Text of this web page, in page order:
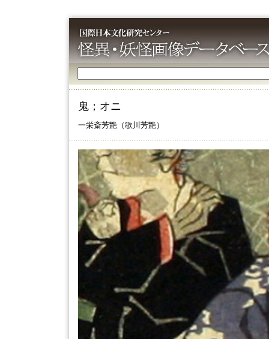
鬼；オニ
一栄斎芳艶（歌川芳艶）